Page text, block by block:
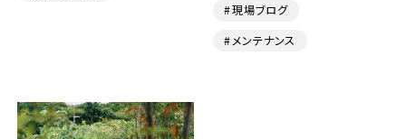
#現場ブログ
#メンテナンス